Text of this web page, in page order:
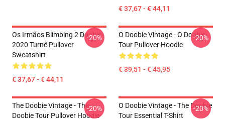
€ 37,67 - € 44,11
Os Irmãos Blimbing 2 Doobie
2020 Turnê Pullover
Sweatshirt
€ 37,67 - € 44,11
-20%
O Doobie Vintage - O Doobie
Tour Pullover Hoodie
€ 39,51 - € 45,95
-20%
The Doobie Vintage - The
Doobie Tour Pullover Hoodie
-20%
O Doobie Vintage - The Doobie
Tour Essential T-Shirt
-20%